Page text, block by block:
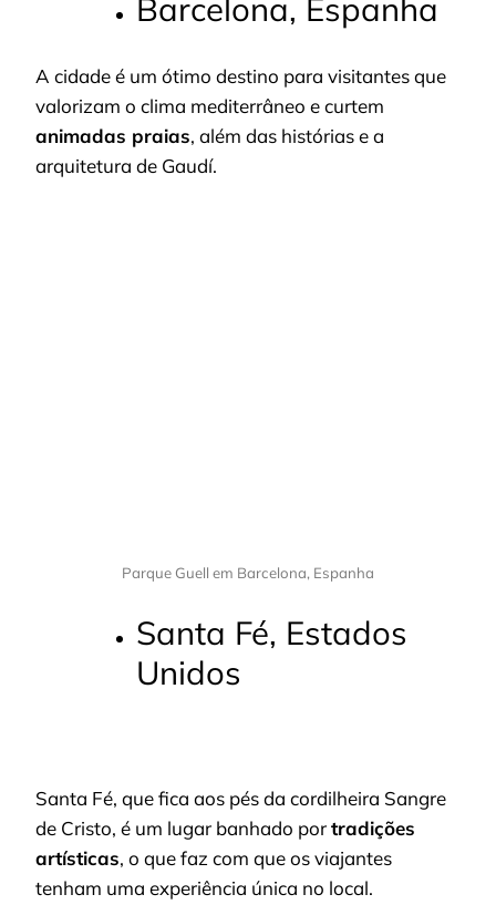
Barcelona, Espanha
A cidade é um ótimo destino para visitantes que
valorizam o clima mediterrâneo e curtem
animadas praias, além das histórias e a
arquitetura de Gaudí.
Parque Guell em Barcelona, Espanha
Santa Fé, Estados
Unidos
Santa Fé, que fica aos pés da cordilheira Sangre
de Cristo, é um lugar banhado portradições
artísticas, o que faz com que os viajantes
tenham uma experiência única no local.